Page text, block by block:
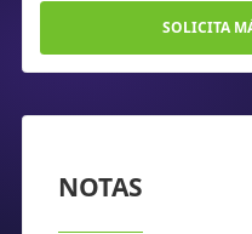
SOLICITA
NOTAS